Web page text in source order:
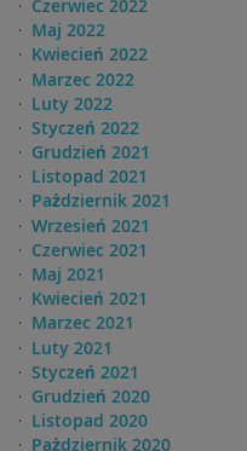
Czerwiec 2022
Maj 2022
Kwiecień 2022
Marzec 2022
Luty 2022
Styczeń 2022
Grudzień 2021
Listopad 2021
Pażdziernik 2021
Wrzesień 2021
Czerwiec 2021
Maj 2021
Kwiecień 2021
Marzec 2021
Luty 2021
Styczeń 2021
Grudzień 2020
Listopad 2020
Pażdziernik 2020